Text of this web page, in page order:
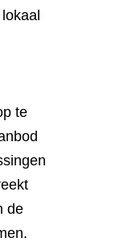
te
de